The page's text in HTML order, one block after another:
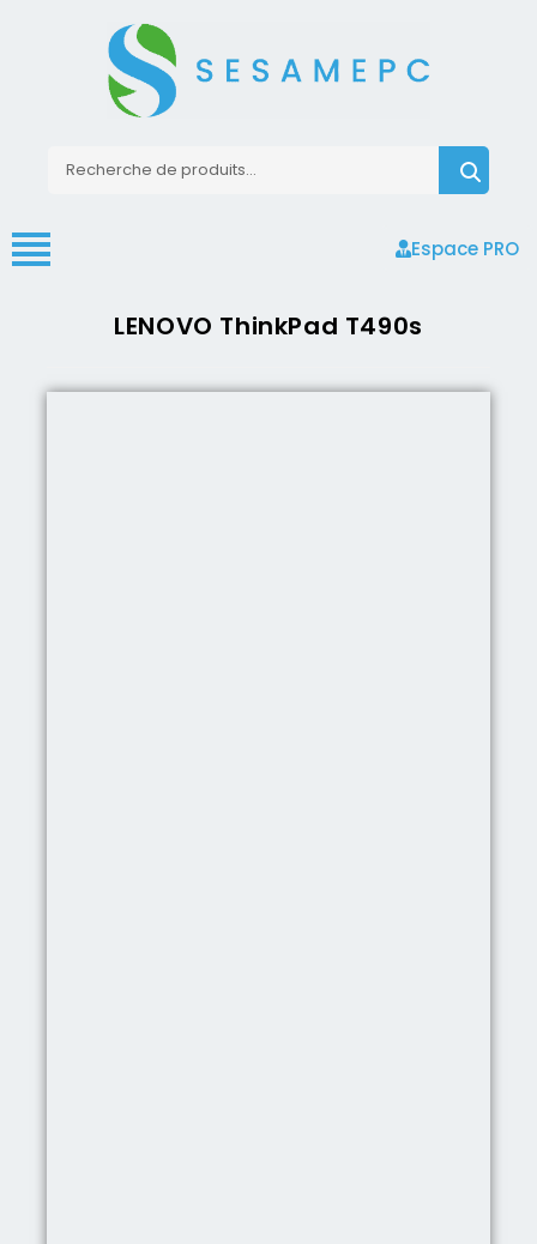
Espace PRO
LENOVO ThinkPad T490s